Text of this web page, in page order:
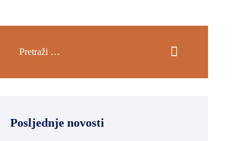
Posljednje novosti